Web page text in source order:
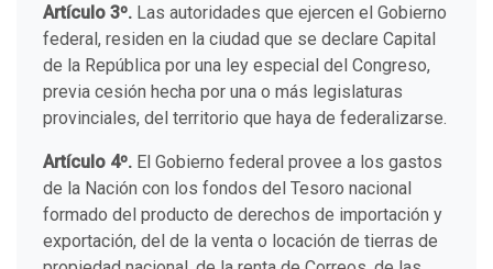
Artículo 3º. Las autoridades que ejercen el Gobierno
federal, residen en la ciudad que se declare Capital
de la República por una ley especial del Congreso,
previa cesión hecha por una o más legislaturas
provinciales, del territorio que haya de federalizarse.
Artículo 4º. El Gobierno federal provee a los gastos
de la Nación con los fondos del Tesoro nacional
formado del producto de derechos de importación y
exportación, del de la venta o locación de tierras de